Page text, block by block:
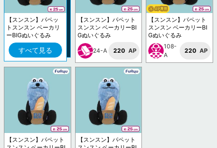
【スンスン】パペッ
トスンスン ベーカリ
ーBIGぬいぐるみ
すべて見る
【スンスン】パペット
スンスン ベーカリーBI
Gぬいぐるみ
24-A 220 AP
【スンスン】パペット
スンスン ベーカリーBI
Gぬいぐるみ
108-
A
220 AP
【スンスン】パペット
【スンスン】パペット